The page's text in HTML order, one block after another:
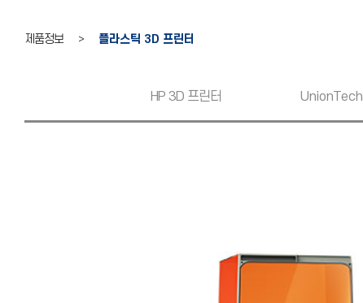
제품정보 > 플라스틱 3D 프린터
HP 3D 프린터 UnionTech